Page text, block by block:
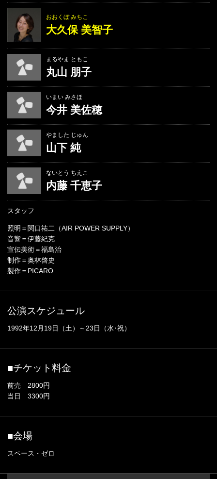
おおくぼ みちこ
大久保 美智子
まるやま ともこ
丸山 朋子
いまい みさほ
今井 美佐穂
やました じゅん
山下 純
ないとう ちえこ
内藤 千恵子
スタッフ
照明＝関口祐二（AIR POWER SUPPLY）
音響＝伊藤紀克
宣伝美術＝福島治
制作＝奥林啓史
製作＝PICARO
公演スケジュール
1992年12月19日（土）～23日（水･祝）
■チケット料金
前売 2800円
当日 3300円
■会場
スペース・ゼロ